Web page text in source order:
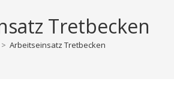
Tretbecken
> Arbeitseinsatz Tretbecken